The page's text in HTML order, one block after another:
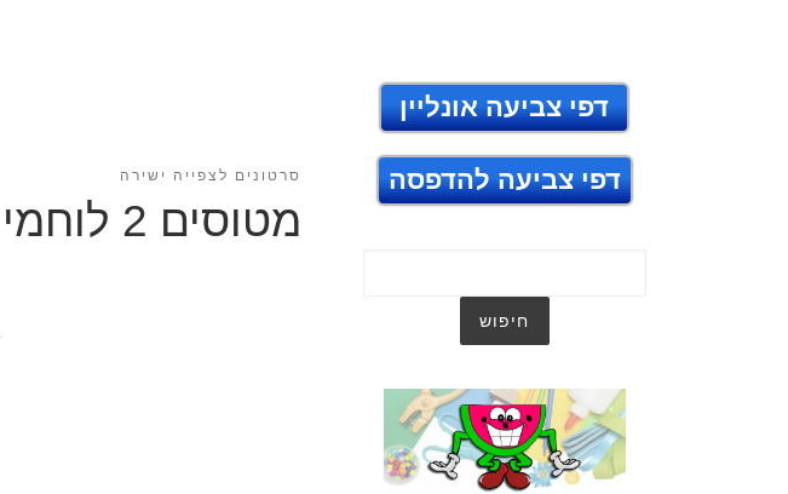
סרטונים לצפייה ישירה
מטוסים 2 לוחמי האש – סרטון לצפייה ישירה
דפי צביעה אונליין
דפי צביעה להדפסה